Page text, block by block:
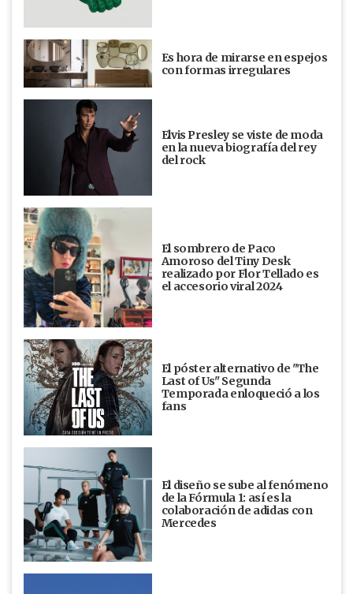
Es hora de mirarse en espejos
con formas irregulares
Elvis Presley se viste de moda
en la nueva biografía del rey
del rock
El sombrero de Paco
Amoroso del Tiny Desk
realizado por Flor Tellado es
el accesorio viral 2024
El póster alternativo de "The
Last of Us" Segunda
Temporada enloqueció a los
fans
El diseño se sube al fenómeno
de la Fórmula 1: así es la
colaboración de adidas con
Mercedes